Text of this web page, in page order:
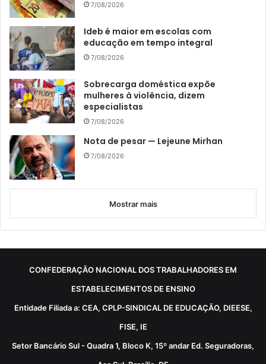
7/08/2026
Ideb é maior em escolas com
educação em tempo integral
7/08/2026
Sobrecarga doméstica expõe
mulheres à violência, dizem
especialistas
7/08/2026
Nota de pesar — Lejeune Mirhan
7/08/2026
Mostrar mais
CONFEDERAÇÃO NACIONAL DOS TRABALHADORES EM
ESTABELECIMENTOS DE ENSINO
Entidade Filiada a: CEA, CPLP-SINDICAL DE EDUCAÇÃO, DIEESE,
FISE, IE
Setor Bancário Sul - Quadra 1, Bloco K, 15º andar Ed. Seguradoras,